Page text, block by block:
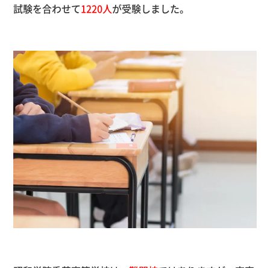
試験を合わせて1220人が受験しました。